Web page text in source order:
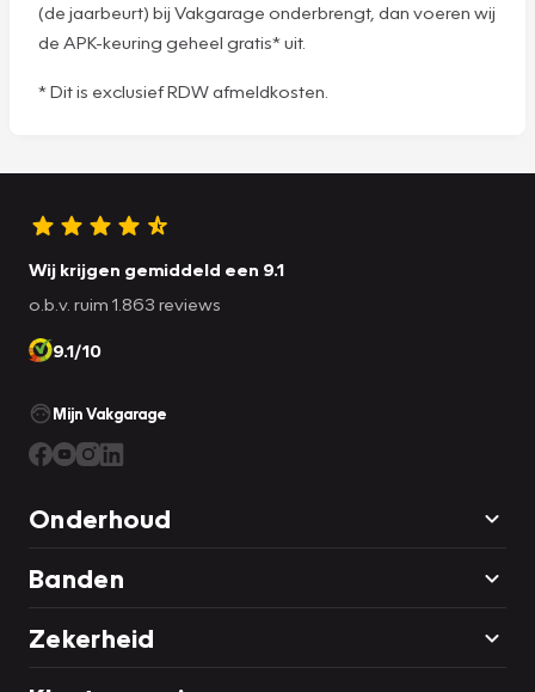
(de jaarbeurt) bij Vakgarage onderbrengt, dan voeren wij
de APK-keuring geheel gratis* uit.
* Dit is exclusief RDW afmeldkosten.
Wij krijgen gemiddeld een 9.1
o.b.v. ruim 1.863 reviews
9.1/10
Mijn Vakgarage
Onderhoud
Banden
Zekerheid